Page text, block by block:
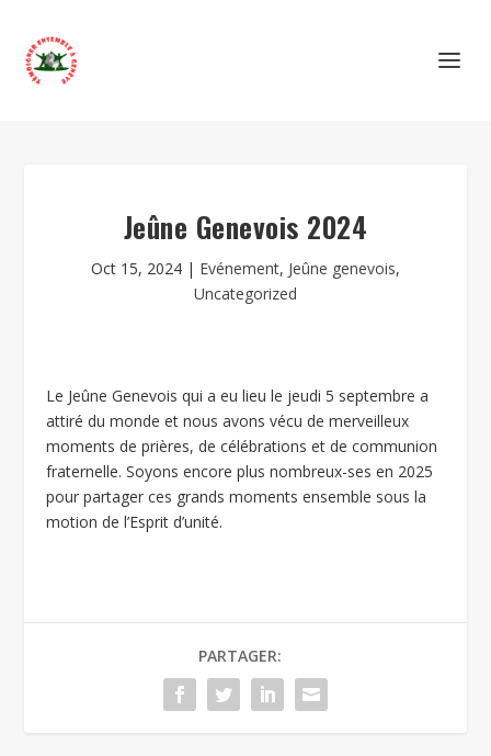
Jeûne Genevois 2024
Oct 15, 2024 | Evénement, Jeûne genevois,
Uncategorized
Le Jeûne Genevois qui a eu lieu le jeudi 5 septembre a
attiré du monde et nous avons vécu de merveilleux
moments de prières, de célébrations et de communion
fraternelle. Soyons encore plus nombreux-ses en 2025
pour partager ces grands moments ensemble sous la
motion de l’Esprit d’unité.
PARTAGER: